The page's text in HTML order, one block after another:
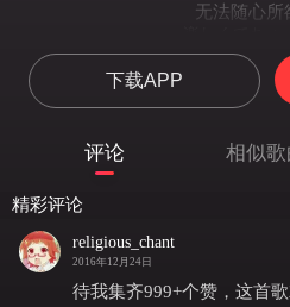
无法随心所
快乐之余些
時間の中泳
徜徉在时光
不过是平静
これが恋だと
下载APP
评论 相似歌
精彩评论
religious_chant
2016年12月24日
待我集齐999+个赞，这首